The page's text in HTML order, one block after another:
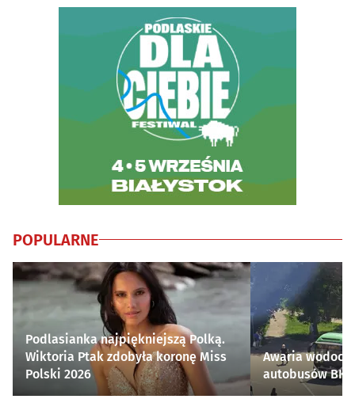
POPULARNE
Podlasianka najpiękniejszą Polką.
Wiktoria Ptak zdobyła koronę Miss
Polski 2026
Awaria
autobusów